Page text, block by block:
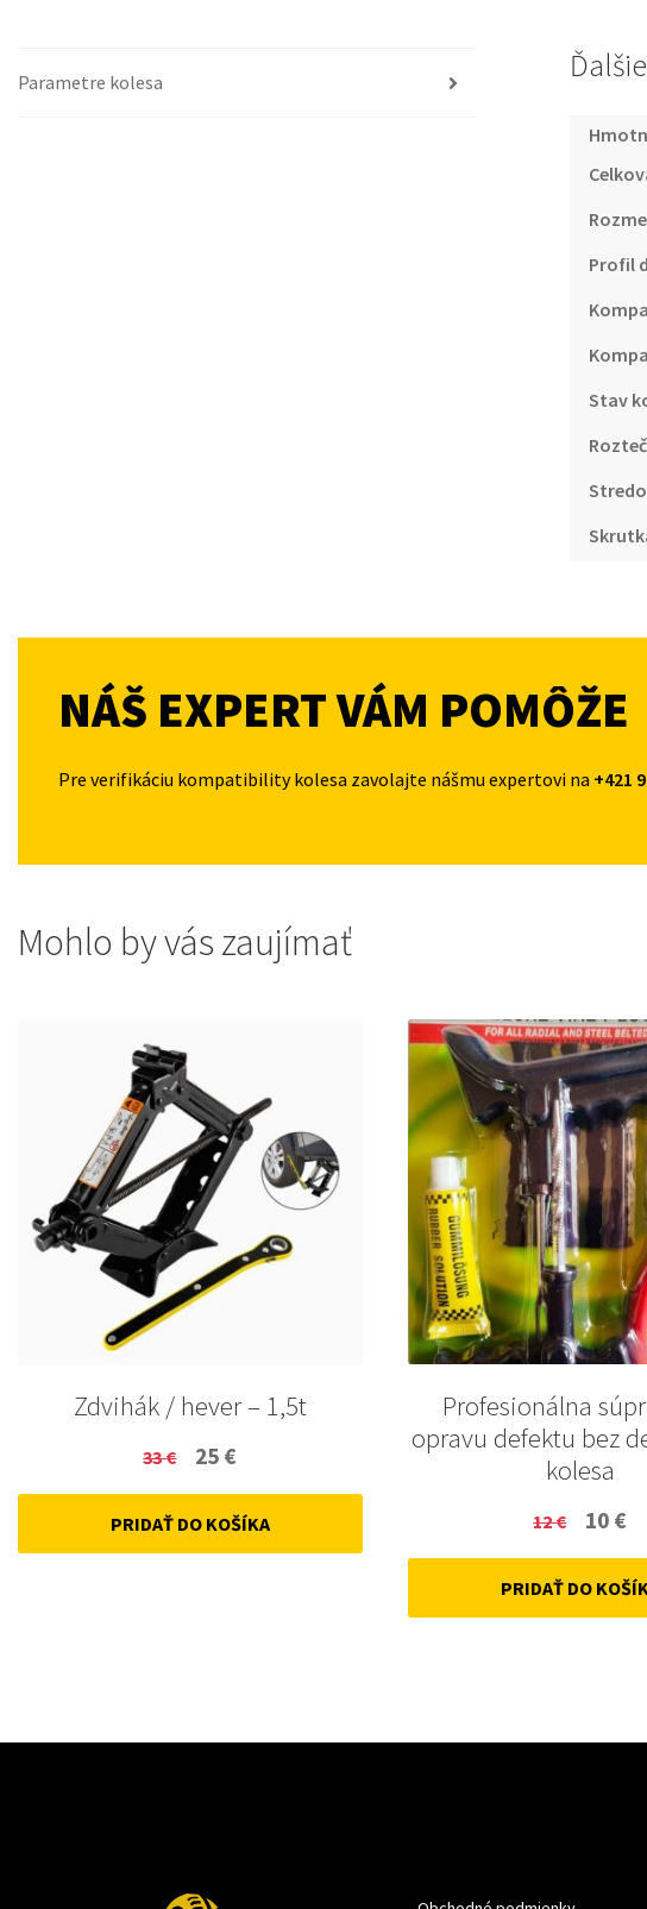
Parametre kolesa
Profil
Stav
NÁŠ EXPERT VÁM POMÔŽE
Pre verifikáciu kompatibility kolesa zavolajte nášmu expertovi na +421
Mohlo by vás zaujímať
Zdvihák / hever – 1,5t
33€
Original
price
was:
25 €
price
is:
PRIDAŤ DO KOŠÍKA
Profesionálna
opravu defektu bez
kolesa
12€
Original
price
was:
10 €
PRIDAŤ DO